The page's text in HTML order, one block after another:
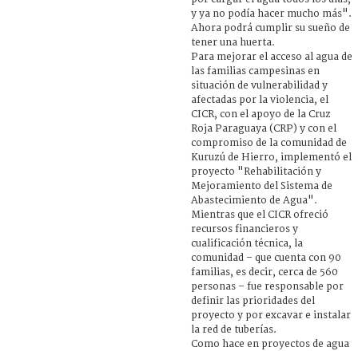
y ya no podía hacer mucho más".
Ahora podrá cumplir su sueño de
tener una huerta.
Para mejorar el acceso al agua de
las familias campesinas en
situación de vulnerabilidad y
afectadas por la violencia, el
CICR, con el apoyo de la Cruz
Roja Paraguaya (CRP) y con el
compromiso de la comunidad de
Kuruzú de Hierro, implementó el
proyecto "Rehabilitación y
Mejoramiento del Sistema de
Abastecimiento de Agua".
Mientras que el CICR ofreció
recursos financieros y
cualificación técnica, la
comunidad – que cuenta con 90
familias, es decir, cerca de 560
personas – fue responsable por
definir las prioridades del
proyecto y por excavar e instalar
la red de tuberías.
Como hace en proyectos de agua